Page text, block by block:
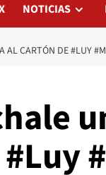
NOTICIAS
AL CARTÓN DE #LUY